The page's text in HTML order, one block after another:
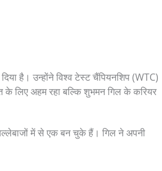
है। उन्होंने विश्व टेस्ट चैंपियनशिप (WTC)
लिए अहम रहा बल्कि शुभमन गिल के करियर
में से एक बन चुके हैं। गिल ने अपनी